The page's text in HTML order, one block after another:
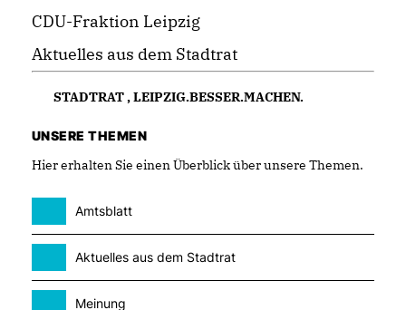
CDU-Fraktion Leipzig
Aktuelles aus dem Stadtrat
STADTRAT,LEIPZIG.BESSER.MACHEN.
UNSERE THEMEN
Hier erhalten Sie einen Überblick über unsere Themen.
Amtsblatt
Aktuelles aus dem Stadtrat
Meinung